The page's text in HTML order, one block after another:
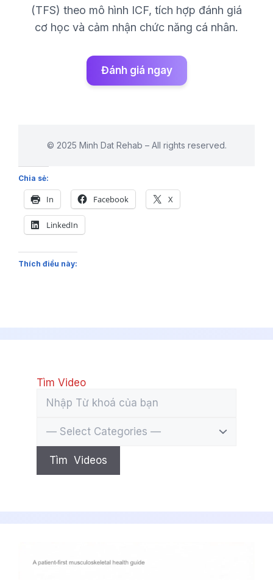
(TFS) theo mô hình ICF, tích hợp đánh giá
cơ học và cảm nhận chức năng cá nhân.
Đánh giá ngay
© 2025 Minh Dat Rehab – All rights reserved.
Chia sẻ:
In Facebook X
LinkedIn
Thích điều này:
Tìm Video